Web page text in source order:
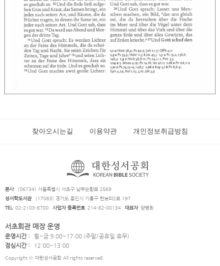
찾아오시는길 이용약관 개인정보취급방침
본사
(06734) 서울특별시 서초구 남부순환로 2569
성서학도서관
(17083) 경기도 용인시 기흥구 한보라2로 197
TEL 02-2103-8700 사업자 등록번호 214-82-00134 대표자 양병희
서초회관 매장 운영
운영시간 :
월~금 9:00~17:00 (주말/공휴일 휴무)
점심시간 :
12:00~13:00
Copyright © 대한성서공회 All rights reserved.